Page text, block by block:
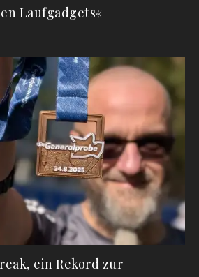
Laufgadgets«
ein Rekord zur